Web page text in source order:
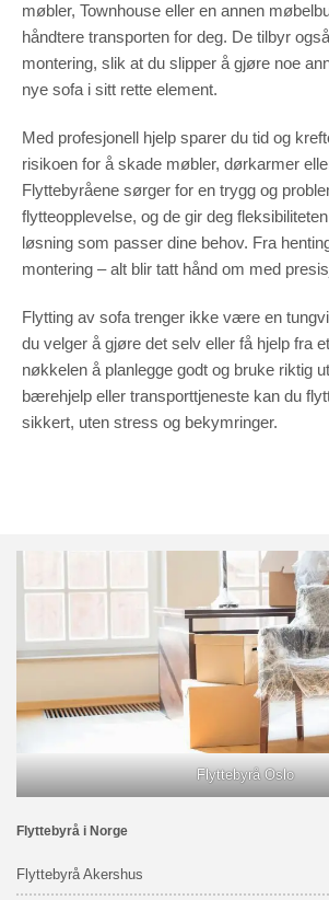
møbler, Townhouse eller en annen
håndtere transporten for deg. De tilbyr
montering, slik at du slipper å gjøre noe
nye sofa i sitt rette element.
Med profesjonell hjelp sparer du tid og
risikoen for å skade møbler, dørkarmer
Flyttebyråene sørger for en trygg og
flytteopplevelse, og de gir deg
løsning som passer dine behov. Fra
montering – alt blir tatt hånd om med
Flytting av sofa trenger ikke være en
du velger å gjøre det selv eller få hjelp fra
nøkkelen å planlegge godt og bruke riktig
bærehjelp eller transporttjeneste kan du
sikkert, uten stress og bekymringer.
Flyttebyrå Oslo
Flyttebyrå i Norge
Flyttebyrå Akershus